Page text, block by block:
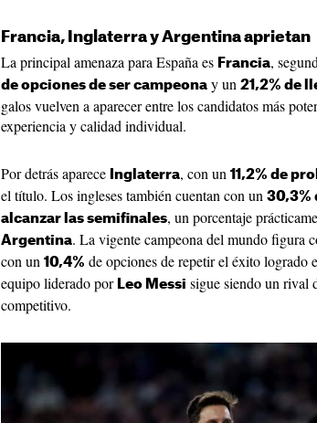
Francia, Inglaterra y Argentina aprietan
La principal amenaza para España es Francia,
de opciones de ser campeona y un 21,2% de
galos vuelven a aparecer entre los candidatos más
experiencia y calidad individual.
Por detrás aparece Inglaterra, con un 11,2% de
el título. Los ingleses también cuentan con un 30,3%
alcanzar las semifinales, un porcentaje
Argentina. La vigente campeona del mundo figura
con un 10,4% de opciones de repetir el éxito logrado
equipo liderado por Leo Messi sigue siendo un rival
competitivo.